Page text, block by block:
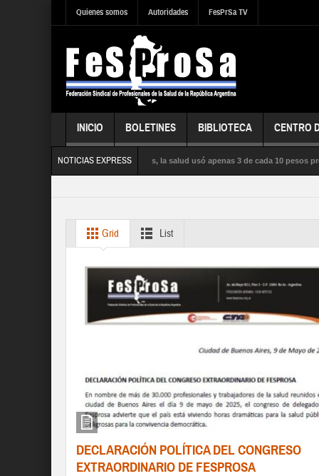
Quienes somos Autoridades FesPrSa TV
INICIO BOLETINES BIBLIOTECA CENTRO
NOTICIAS EXPRESS
influenza satura los hospitales, la salud usó apenas 3 de cada 10 pesos
Grid List
DECLARACIÓN POLÍTICA DEL CONGRESO
EXTRAORDINARIO DE FESPROSA